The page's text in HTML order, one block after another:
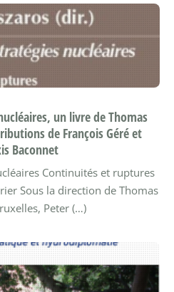
un livre de Thomas
de François Géré et
Baconnet
Continuités et ruptures
Sous la direction de Thomas
Peter (…)